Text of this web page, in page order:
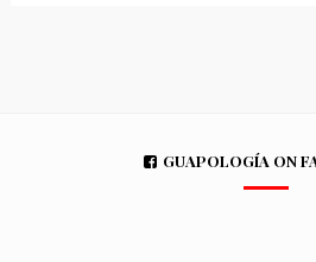
GUAPOLOGÍA ON